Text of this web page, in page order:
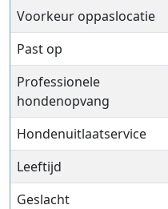
Voorkeur oppaslocatie
Past op
Professionele
hondenopvang
Hondenuitlaatservice
Leeftijd
Geslacht